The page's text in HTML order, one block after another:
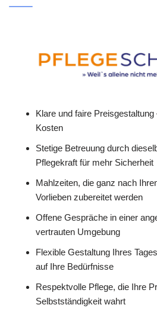
Klare und faire
Kosten
Stetige Betreuung durch
Pflegekraft für mehr Sicherheit
Mahlzeiten, die ganz nach
Vorlieben zubereitet werden
Offene Gespräche in einer
vertrauten Umgebung
Flexible Gestaltung Ihres
auf Ihre Bedürfnisse
Respektvolle Pflege, die Ihre
Selbstständigkeit wahrt